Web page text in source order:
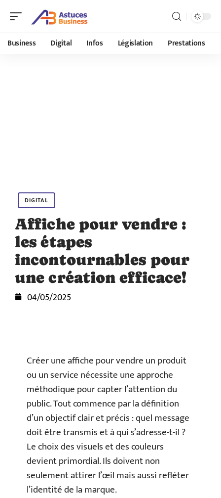
Business Digital Infos Législation Prestations
DIGITAL
Affiche pour vendre :
les étapes
incontournables pour
une création efficace!
04/05/2025
Créer une affiche pour vendre un produit
ou un service nécessite une approche
méthodique pour capter l’attention du
public. Tout commence par la définition
d’un objectif clair et précis : quel message
doit être transmis et à qui s’adresse-t-il ?
Le choix des visuels et des couleurs
devient primordial. Ils doivent non
seulement attirer l’œil mais aussi refléter
l’identité de la marque.